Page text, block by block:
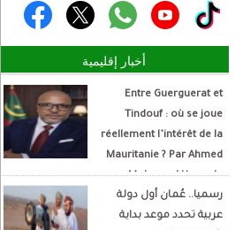
أخبار إقليمية
Entre Guerguerat et
Tindouf : où se joue
réellement l’intérêt de la
Mauritanie ? Par Ahmed
Mohamed Hamada
Écrivain et analyste
politique
رسميا.. عُمان أول دولة
عربية تحدد موعد بداية